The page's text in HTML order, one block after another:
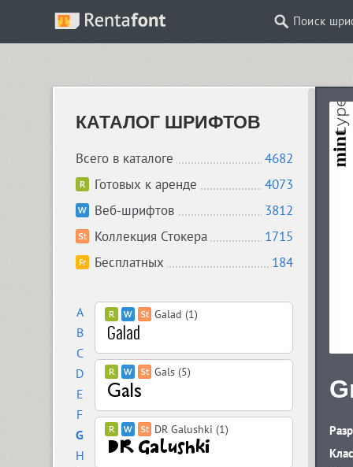
Поиск
КАТАЛОГ ШРИФТОВ
Всего в каталоге
4682
Готовых к аренде
4073
Веб-шрифтов
3812
Коллекция Стокера
1715
Бесплатных
184
A
B
C
D
E
F
G
H
Galad (1)
Gals (5)
DR Galushki (1)